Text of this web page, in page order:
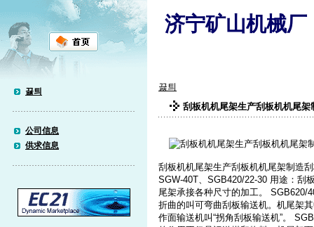
끓틔
公司信息
供求信息
济宁矿山机械厂
끓틔
刮板机机尾架生产刮板机机尾
刮板机机尾架生产刮板机机尾架制造
SGW-40T、SGB420/22-30 用途：刮
尾架承接各种尺寸的加工。 SGB620/
折曲的叫可弯曲刮板输送机。机尾架
作面输送机叫“拐角刮板输送机”。